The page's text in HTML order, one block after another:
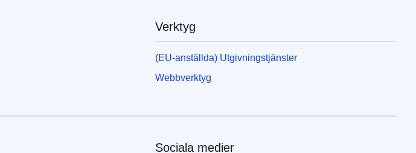
Verktyg
(EU-anställda) Utgivningstjänster
Webbverktyg
Sociala medier